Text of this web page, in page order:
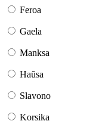
Feroa
Gaela
Manksa
Haŭsa
Slavono
Korsika